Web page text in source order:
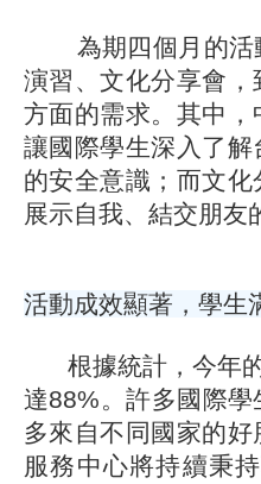
為期四個月的活
演習、文化分享會
方面的需求。其中
讓國際學生深入了
的安全意識；而文
展示自我、結交朋友
活動成效顯著，學生
根據統計，今年的
達88%。許多國際
多來自不同國家的
服務中心將持續秉